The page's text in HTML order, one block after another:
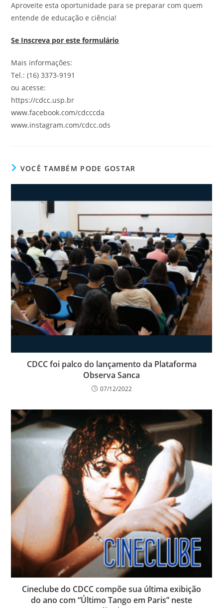
Aproveite esta oportunidade para se preparar com quem
entende de educação e ciência!
Se Inscreva por este formulário
Mais informações:
Tel.: (16) 3373-9191
ou acesse:
https://cdcc.usp.br
www.facebook.com/cdcccda
www.instagram.com/cdcc.ods
VOCÊ TAMBÉM PODE GOSTAR
CDCC foi palco do lançamento da Plataforma
Observa Sanca
07/12/2022
Cineclube do CDCC compõe sua última exibição
do ano com “Último Tango em Paris” neste